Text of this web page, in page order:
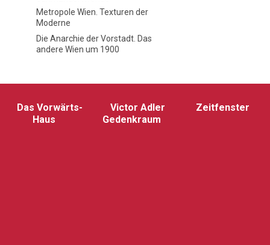
Metropole Wien. Texturen der
Moderne
Die Anarchie der Vorstadt. Das
andere Wien um 1900
Das Vorwärts-
Haus
Victor Adler
Gedenkraum
Zeitfenster